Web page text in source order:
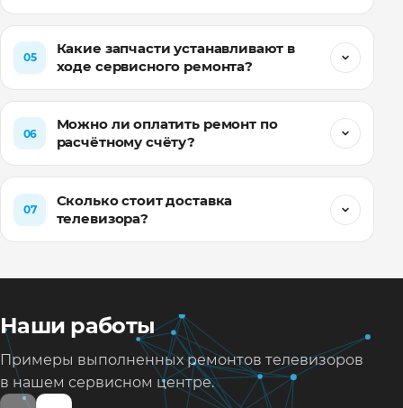
05
Какие запчасти устанавливают в
ходе сервисного ремонта?
06
Можно ли оплатить ремонт по
расчётному счёту?
07
Сколько стоит доставка
телевизора?
Наши работы
Примеры выполненных ремонтов телевизоров
в нашем сервисном центре.